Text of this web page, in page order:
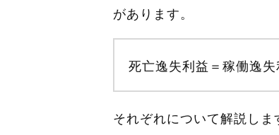
があります。
死亡逸失利益＝稼働逸
それぞれについて解説しま